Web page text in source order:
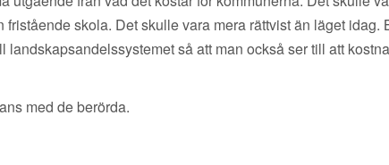
skola. Det skulle vara mera rättvist än läget idag.
så att man också ser till att
med de berörda.